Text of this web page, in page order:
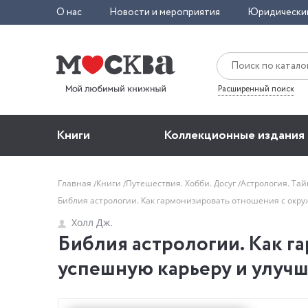
О нас Новости и мероприятия
Расширенный поиск
Книги Коллекционные издания
Главная Книги Путешествия. Хобби. Досуг Астрология.
Библия астрологии. Как гармонизировать отношения с
Холл Дж.
Библия астрологии. Как
успешную карьеру и